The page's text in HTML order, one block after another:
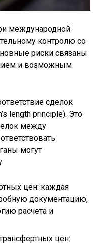
международной
контролю со
риски связаны
и возможным
сделок
length principle). Это
между
могут
цен: каждая
документацию,
расчёта и
цен: